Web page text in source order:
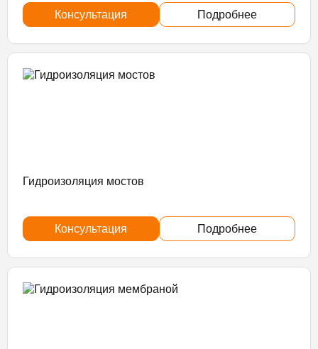
Консультация Подробнее
Гидроизоляция мостов
Консультация Подробнее